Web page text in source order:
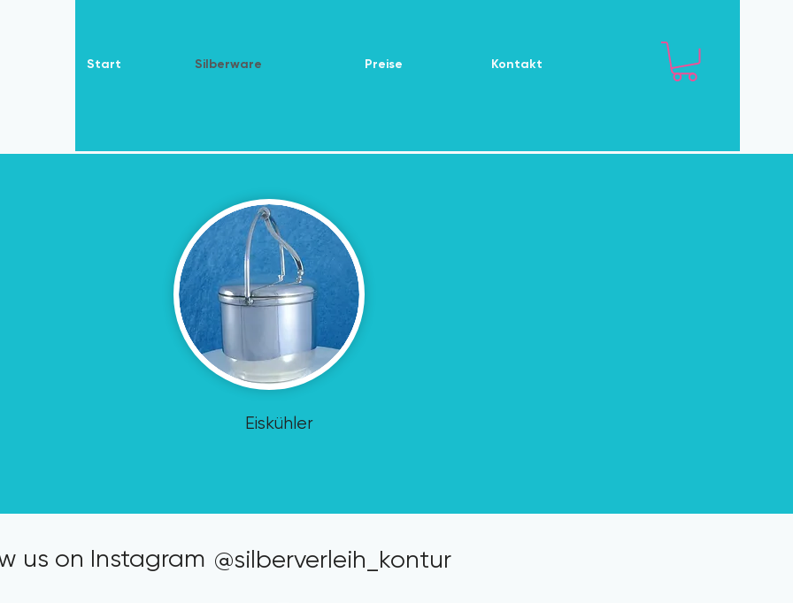
Start Silberware Preise Kontakt
Eiskühler
us on Instagram @silberverleih_kontur